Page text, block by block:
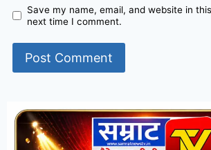
Save my name, email, and website in
next time I comment.